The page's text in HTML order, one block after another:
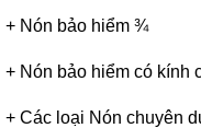
+ Nón bảo hiểm ¾
+ Nón bảo hiểm có kính
+ Các loại Nón chuyên